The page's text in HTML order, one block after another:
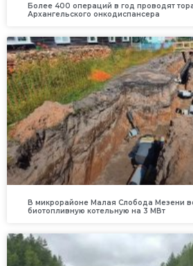
Более 400 операций в год проводят
Архангельского онкодиспансера
В микрорайоне Малая Слобода Мезени
биотопливную котельную на 3 МВт